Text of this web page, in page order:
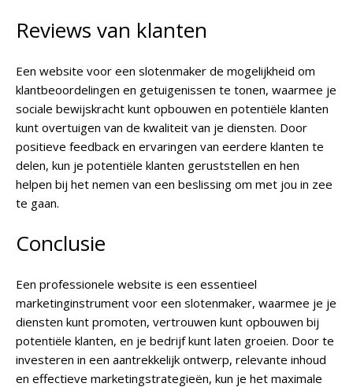
Reviews van klanten
Een website voor een slotenmaker de mogelijkheid om
klantbeoordelingen en getuigenissen te tonen, waarmee je
sociale bewijskracht kunt opbouwen en potentiële klanten
kunt overtuigen van de kwaliteit van je diensten. Door
positieve feedback en ervaringen van eerdere klanten te
delen, kun je potentiële klanten geruststellen en hen
helpen bij het nemen van een beslissing om met jou in zee
te gaan.
Conclusie
Een professionele website is een essentieel
marketinginstrument voor een slotenmaker, waarmee je je
diensten kunt promoten, vertrouwen kunt opbouwen bij
potentiële klanten, en je bedrijf kunt laten groeien. Door te
investeren in een aantrekkelijk ontwerp, relevante inhoud
en effectieve marketingstrategieën, kun je het maximale